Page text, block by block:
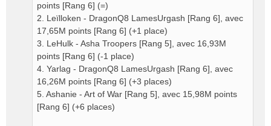
points [Rang 6] (=)
2. Leïlloken - DragonQ8 LamesUrgash [Rang 6], avec
17,65M points [Rang 6] (+1 place)
3. LeHulk - Asha Troopers [Rang 5], avec 16,93M
points [Rang 6] (-1 place)
4. Yarlag - DragonQ8 LamesUrgash [Rang 6], avec
16,26M points [Rang 6] (+3 places)
5. Ashanie - Art of War [Rang 5], avec 15,98M points
[Rang 6] (+6 places)